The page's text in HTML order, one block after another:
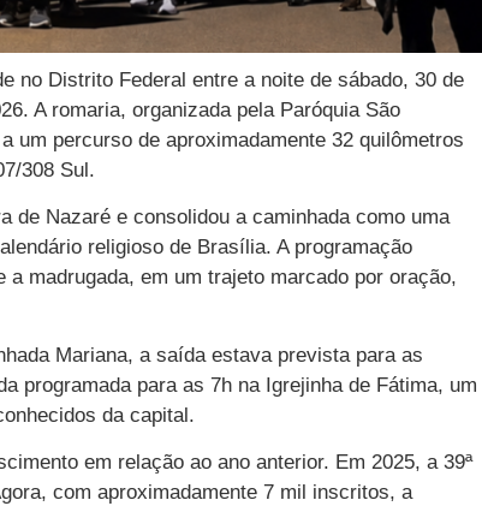
no Distrito Federal entre a noite de sábado, 30 de
A romaria, organizada pela Paróquia São
um percurso de aproximadamente 32 quilômetros
308 Sul.
de Nazaré e consolidou a caminhada como uma
religioso de Brasília. A programação
madrugada, em um trajeto marcado por oração,
Mariana, a saída estava prevista para as
programada para as 7h na Igrejinha de Fátima, um
da capital.
em relação ao ano anterior. Em 2025, a 39ª
com aproximadamente 7 mil inscritos, a